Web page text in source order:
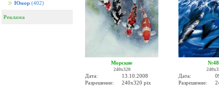
Юмор (402)
Реклама
Морские
240x320
Дата:
13.10.2008
Разрешение:
240x320 pix
Дата:
Разрешение: